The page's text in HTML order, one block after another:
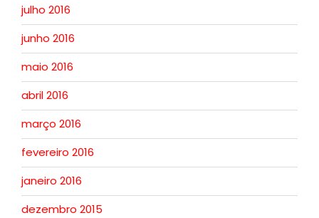
julho 2016
junho 2016
maio 2016
abril 2016
março 2016
fevereiro 2016
janeiro 2016
dezembro 2015